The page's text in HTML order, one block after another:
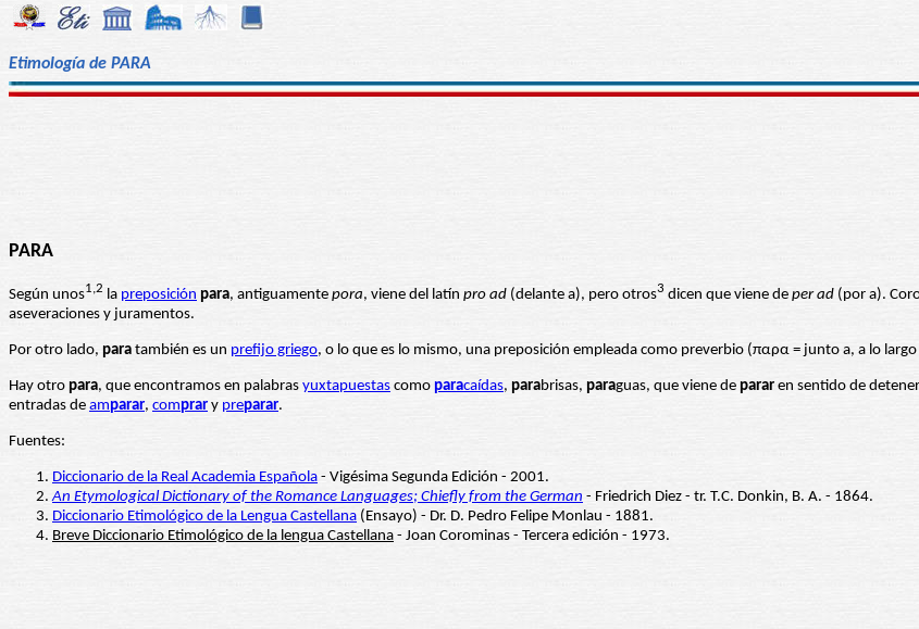
Etimología de PARA
PARA
Según unos1,2 la preposición para, antiguamente pora, viene del latín pro ad (delante a), pero otros3 dicen que viene de per ad (por a).
aseveraciones y juramentos.
Por otro lado, para también es un prefijo griego, o lo que es lo mismo, una preposición empleada como preverbio (παρα = junto a, a lo
Hay otro para, que encontramos en palabras yuxtapuestas como paracaídas, parabrisas, paraguas, que viene de parar en sentido de
entradas de amparar, comprar y preparar.
Fuentes:
Diccionario de la Real Academia Española - Vigésima Segunda Edición - 2001.
An Etymological Dictionary of the Romance Languages; Chiefly from the German - Friedrich Diez - tr. T.C. Donkin, B. A. - 1864.
Diccionario Etimológico de la Lengua Castellana (Ensayo) - Dr. D. Pedro Felipe Monlau - 1881.
Breve Diccionario Etimológico de la lengua Castellana - Joan Corominas - Tercera edición - 1973.